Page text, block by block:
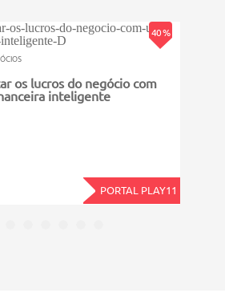
40 %
os lucros do negócio com
inteligente
PORTAL PLAY11